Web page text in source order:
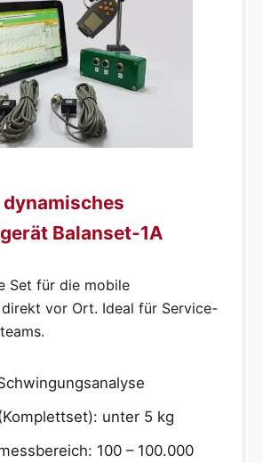
Balanset-1A
Set für die mobile
vor Ort. Ideal für Service-
unter 5 kg
100 – 100.000